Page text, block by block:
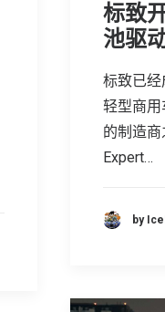
标致
池驱
标致已
轻型商用
的制造商
Expert…
by